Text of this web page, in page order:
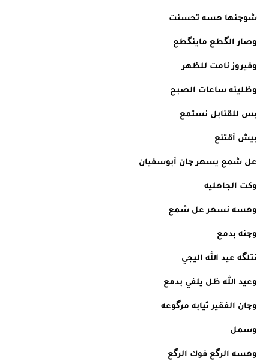
شوچنها هسه تحسنت
وصار الگطع ماينگطع
وفيروز نامت للظهر
وظلينه ساعات الصبح
بس للقنابل نستمع
بيش أقتنع
عل شمع يسهر چان أبوسفيان
وكت الجاهليه
وهسه نسهر عل شمع
وچنه بدمع
نتلگه عيد الله اليجي
وعيد الله ظل يلفي بدمع
وچان الفقير ثيابه مرگوعه
وسمل
وهسه الرگع فوك الرگع